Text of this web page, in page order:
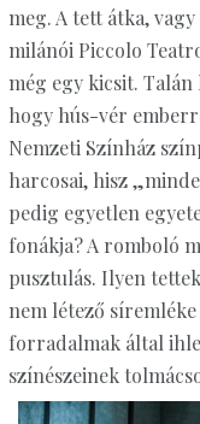
meg. A tett átka,
milánói Piccolo
még egy kicsit.
hogy hús-vér
Nemzeti Színház
harcosai, hisz
pedig egyetlen
fonákja? A romboló
pusztulás. Ilyen
nem létező
forradalmak által
színészeinek